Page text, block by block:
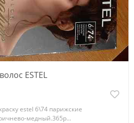
ESTEL
estel 6\74 парижские
медный.365р...